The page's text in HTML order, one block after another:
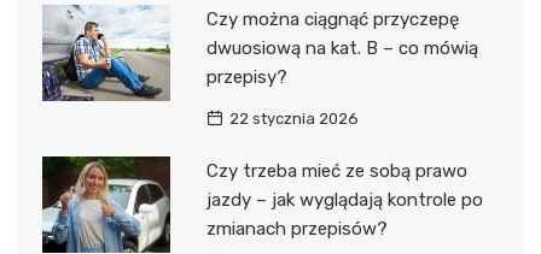
Czy można ciągnąć przyczepę
dwuosiową na kat. B – co mówią
przepisy?
22 stycznia 2026
Czy trzeba mieć ze sobą prawo
jazdy – jak wyglądają kontrole po
zmianach przepisów?